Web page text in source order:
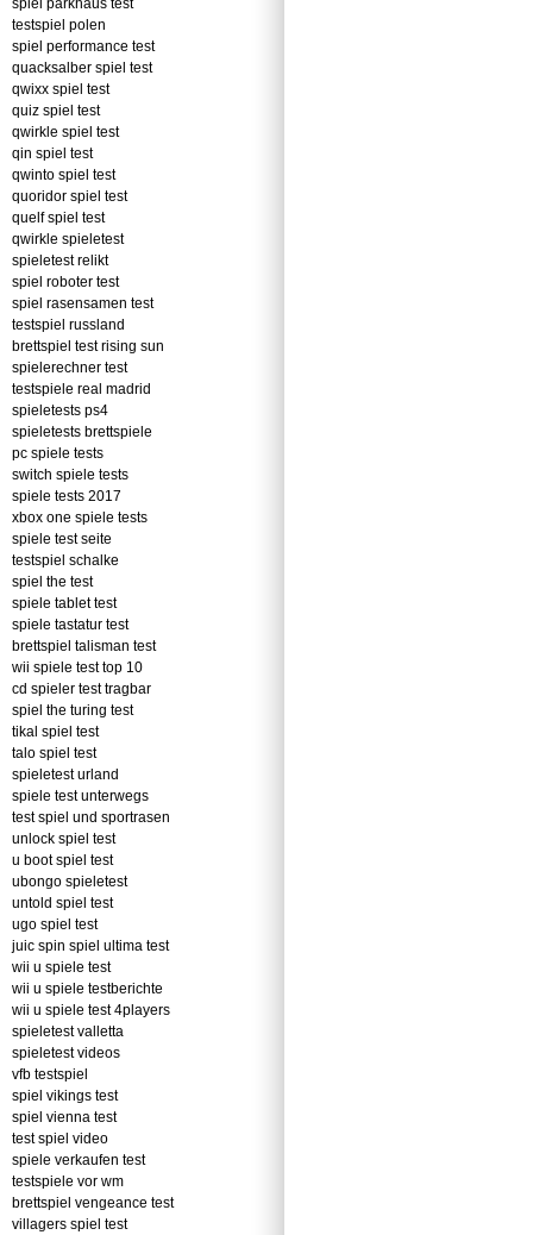
spiel parkhaus test
testspiel polen
spiel performance test
quacksalber spiel test
qwixx spiel test
quiz spiel test
qwirkle spiel test
qin spiel test
qwinto spiel test
quoridor spiel test
quelf spiel test
qwirkle spieletest
spieletest relikt
spiel roboter test
spiel rasensamen test
testspiel russland
brettspiel test rising sun
spielerechner test
testspiele real madrid
spieletests ps4
spieletests brettspiele
pc spiele tests
switch spiele tests
spiele tests 2017
xbox one spiele tests
spiele test seite
testspiel schalke
spiel the test
spiele tablet test
spiele tastatur test
brettspiel talisman test
wii spiele test top 10
cd spieler test tragbar
spiel the turing test
tikal spiel test
talo spiel test
spieletest urland
spiele test unterwegs
test spiel und sportrasen
unlock spiel test
u boot spiel test
ubongo spieletest
untold spiel test
ugo spiel test
juic spin spiel ultima test
wii u spiele test
wii u spiele testberichte
wii u spiele test 4players
spieletest valletta
spieletest videos
vfb testspiel
spiel vikings test
spiel vienna test
test spiel video
spiele verkaufen test
testspiele vor wm
brettspiel vengeance test
villagers spiel test